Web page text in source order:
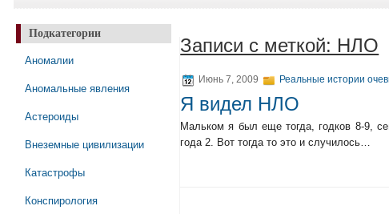
Подкатегории
Аномалии
Аномальные явления
Астероиды
Внеземные цивилизации
Катастрофы
Конспирология
Записи с меткой: НЛО
Июнь 7, 2009 Реальные истории
Я видел НЛО
Мальком я был еще тогда, годков 8-9,
года 2. Вот тогда то это и случилось…